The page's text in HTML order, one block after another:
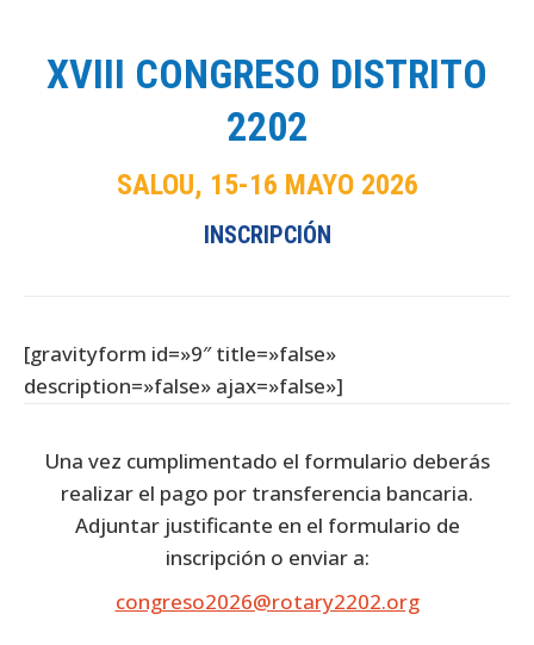
XVIII CONGRESO DISTRITO
2202
SALOU, 15-16 MAYO 2026
INSCRIPCIÓN
[gravityform id=»9″ title=»false»
description=»false» ajax=»false»]
Una vez cumplimentado el formulario deberás
realizar el pago por transferencia bancaria.
Adjuntar justificante en el formulario de
inscripción o enviar a:
congreso2026@rotary2202.org